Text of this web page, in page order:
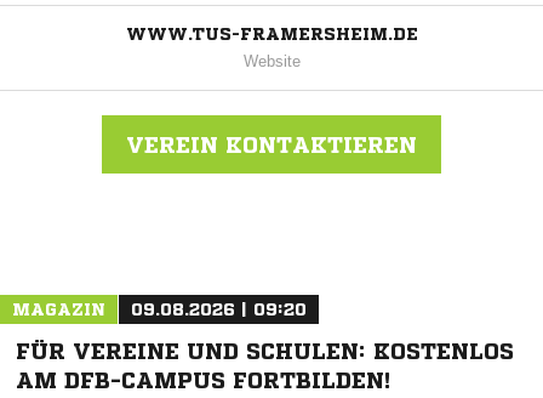
WWW.TUS-FRAMERSHEIM.DE
Website
VEREIN KONTAKTIEREN
MAGAZIN 09.08.2026 | 09:20
FÜR VEREINE UND SCHULEN: KOSTENLOS
AM DFB-CAMPUS FORTBILDEN!